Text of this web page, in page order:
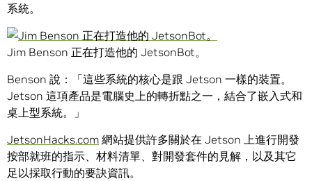
系統。
Jim Benson 正在打造他的 JetsonBot。
Benson 說：「這些系統的核心是跟 Jetson 一樣的裝置。
Jetson 這項產品是電腦史上的轉折點之一，結合了嵌入式和
桌上型系統。」
JetsonHacks.com 網站提供許多關於在 Jetson 上進行開發
按部就班的指示、材料清單、對開發套件的見解，以及其它
足以採取行動的要訣資訊。